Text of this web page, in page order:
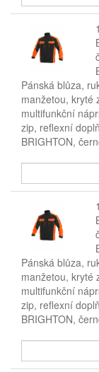
Pánská blůza,
manžetou, kryté
multifunkční
zip, reflexní
BRIGHTON,
Pánská blůza,
manžetou, kryté
multifunkční
zip, reflexní
BRIGHTON,